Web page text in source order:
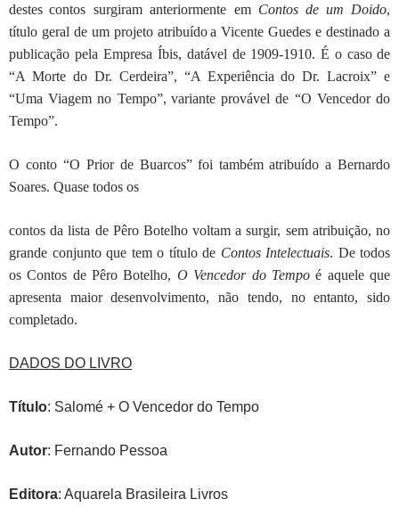
destes contos surgiram anteriormente em Contos de um Doido,
título geral de um projeto atribuído a Vicente Guedes e destinado a
publicação pela Empresa Íbis, datável de 1909-1910. É o caso de
“A Morte do Dr. Cerdeira”, “A Experiência do Dr. Lacroix” e
“Uma Viagem no Tempo”, variante provável de “O Vencedor do
Tempo”.
O conto “O Prior de Buarcos” foi também atribuído a Bernardo
Soares. Quase todos os
contos da lista de Pêro Botelho voltam a surgir, sem atribuição, no
grande conjunto que tem o título de Contos Intelectuais. De todos
os Contos de Pêro Botelho, O Vencedor do Tempoé aquele que
apresenta maior desenvolvimento, não tendo, no entanto, sido
completado.
DADOS DO LIVRO
Título: Salomé + O Vencedor do Tempo
Autor: Fernando Pessoa
Editora: Aquarela Brasileira Livros